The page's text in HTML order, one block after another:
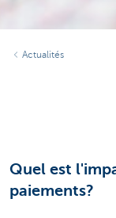
Actualités
Quel est
paiements?